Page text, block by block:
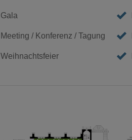
Gala
Meeting / Konferenz / Tagung
Weihnachtsfeier